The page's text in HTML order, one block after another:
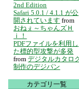
2nd Edition
Safari 5.0.1 / 4.1.1 が公
開されています from
おねぇ～ちゃんズＨ
ｉ！
PDFファイルを利用し
た標的型攻撃が多発
from デジタルカタロ
制作のデジパン
カテゴリ一覧